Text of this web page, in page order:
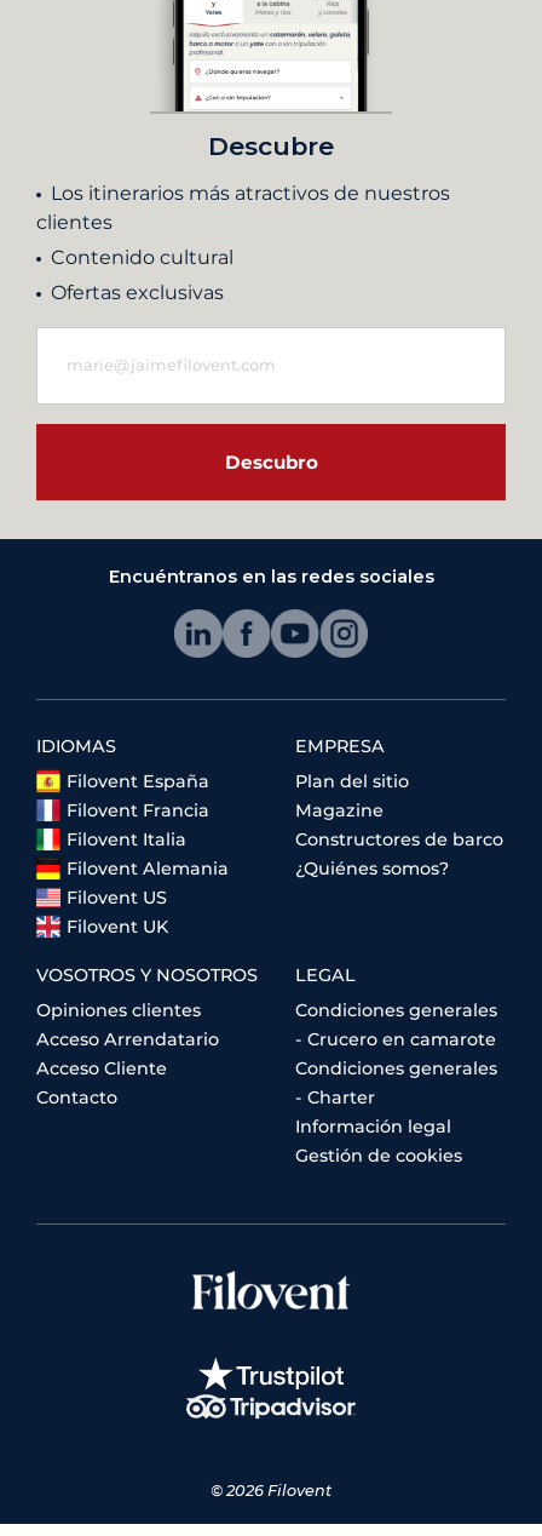
Descubre
Los itinerarios más atractivos de nuestros
clientes
Contenido cultural
Ofertas exclusivas
Descubro
Encuéntranos en las redes sociales
IDIOMAS
Filovent España
Filovent Francia
Filovent Italia
Filovent Alemania
Filovent US
Filovent UK
EMPRESA
Plan del sitio
Magazine
Constructores de barco
¿Quiénes somos?
VOSOTROS Y NOSOTROS
Opiniones clientes
Acceso Arrendatario
Acceso Cliente
Contacto
LEGAL
Condiciones generales
- Crucero en camarote
Condiciones generales
- Charter
Información legal
Gestión de cookies
© 2026 Filovent